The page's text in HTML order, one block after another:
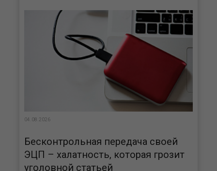
04.08.2026
Бесконтрольная передача своей
ЭЦП – халатность, которая грозит
уголовной статьей